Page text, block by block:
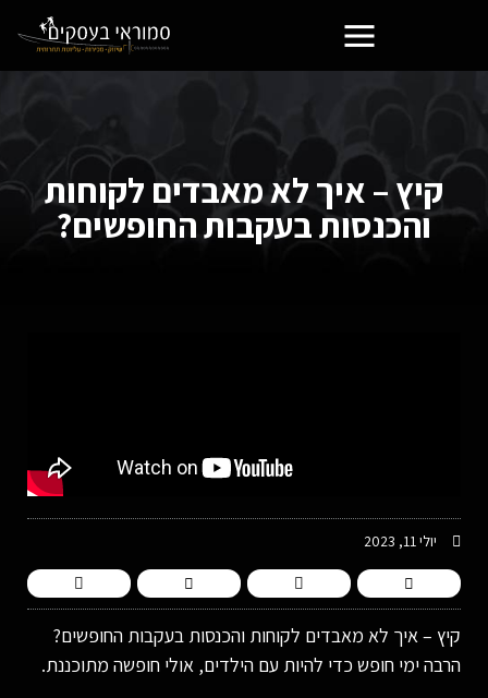
קיץ – איך לא מאבדים לקוחות
והכנסות בעקבות החופשים?
יולי 11, 2023
קיץ – איך לא מאבדים לקוחות והכנסות בעקבות החופשים?
הרבה ימי חופש כדי להיות עם הילדים, אולי חופשה מתוכננת.